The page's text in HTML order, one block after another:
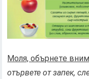
Моля, обърнете
отървете от запек,